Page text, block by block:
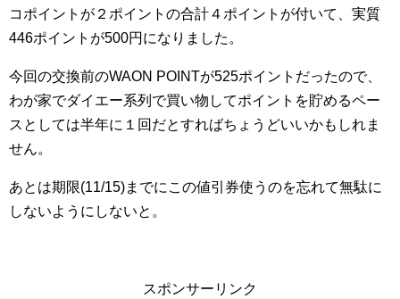
コポイントが２ポイントの合計４ポイントが付いて、実質
446ポイントが500円になりました。
今回の交換前のWAON POINTが525ポイントだったので、
わが家でダイエー系列で買い物してポイントを貯めるペー
スとしては半年に１回だとすればちょうどいいかもしれま
せん。
あとは期限(11/15)までにこの値引券使うのを忘れて無駄に
しないようにしないと。
スポンサーリンク